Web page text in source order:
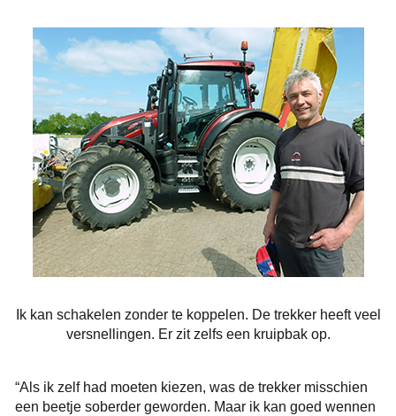
Ik kan schakelen zonder te koppelen. De trekker heeft veel
versnellingen. Er zit zelfs een kruipbak op.
“Als ik zelf had moeten kiezen, was de trekker misschien
een beetje soberder geworden. Maar ik kan goed wennen